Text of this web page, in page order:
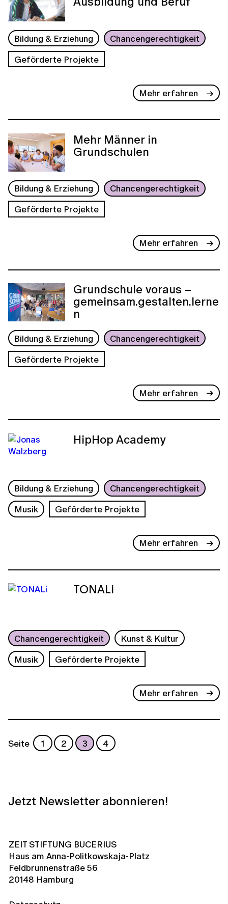
Bildung & Erziehung
Chancengerechtigkeit
Geförderte Projekte
Mehr erfahren
Mehr Männer in
Grundschulen
Bildung & Erziehung
Chancengerechtigkeit
Geförderte Projekte
Mehr erfahren
Grundschule voraus –
gemeinsam.gestalten.lerne
n
Bildung & Erziehung
Chancengerechtigkeit
Geförderte Projekte
Mehr erfahren
HipHop Academy
Bildung & Erziehung
Chancengerechtigkeit
Musik
Geförderte Projekte
Mehr erfahren
TONALi
Chancengerechtigkeit
Kunst & Kultur
Musik
Geförderte Projekte
Mehr erfahren
Seite 1 2 3 4
Jetzt Newsletter abonnieren!
ZEIT STIFTUNG BUCERIUS
Haus am Anna-Politkowskaja-Platz
Feldbrunnenstraße 56
20148 Hamburg